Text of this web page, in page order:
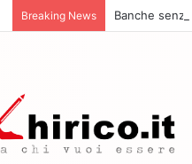
Breaking News Banche